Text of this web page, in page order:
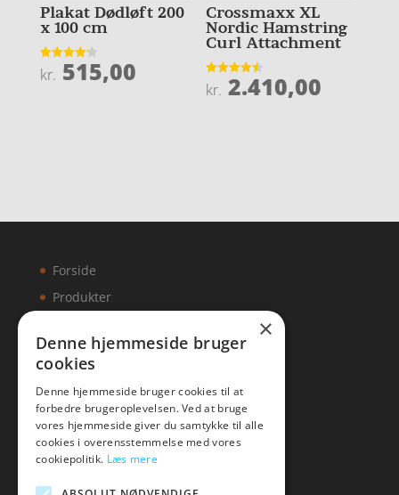
Plakat Dødløft 200
x 100 cm
Vurderet
4.2
kr. 515,00
Crossmaxx XL
Nordic Hamstring
Curl Attachment
Vurderet
4.5
kr. 2.410,00
Forside
Produkter
Artikler
Malawigruppen
×
Denne hjemmeside bruger
cookies
Denne hjemmeside bruger cookies til at
forbedre brugeroplevelsen. Ved at bruge
vores hjemmeside giver du samtykke til alle
cookies i overensstemmelse med vores
cookiepolitik. Læs mere